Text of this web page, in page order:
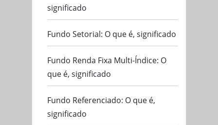
significado
Fundo Setorial: O que é, significado
Fundo Renda Fixa Multi-Índice: O
que é, significado
Fundo Referenciado: O que é,
significado